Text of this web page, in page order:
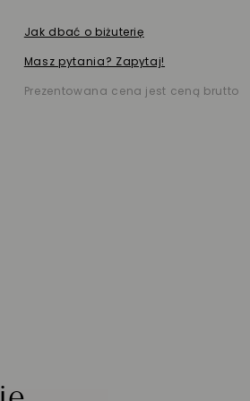
Jak dbać o biżuterię
Masz pytania? Zapytaj!
Prezentowana cena jest ceną brutto